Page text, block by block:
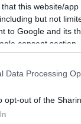
this website/
but not
to Google and its
consent section.
Data Processing
opt-out of the
y
y